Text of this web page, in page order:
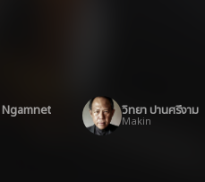
วิทยา ปานศรีงาม
Makin